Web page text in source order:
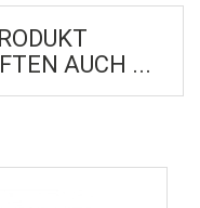
AUCH ...